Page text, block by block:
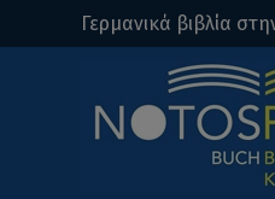
Γερμανικά βιβλία